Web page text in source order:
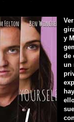
y
de
un